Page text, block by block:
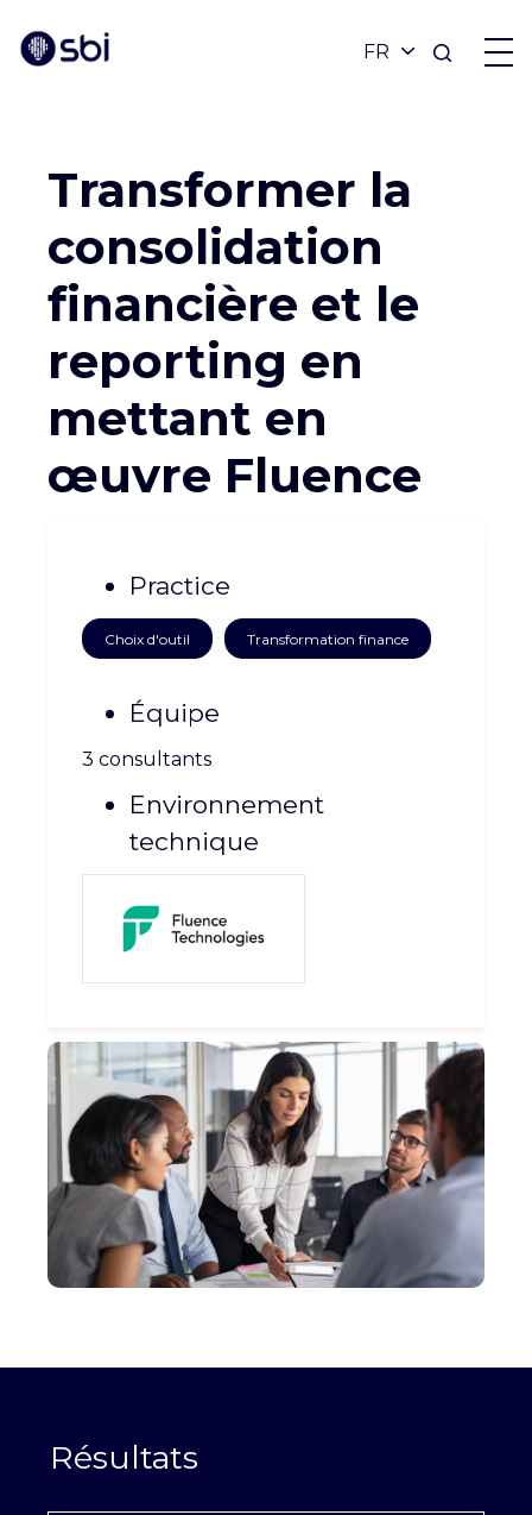
RÉALISATIONS
BLOG
À PROPOS
Transformer la
consolidation
financière et le
reporting en
mettant en
œuvre Fluence
Practice
Choix d'outil Transformation finance
Équipe
3 consultants
Environnement
technique